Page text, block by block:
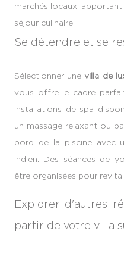
marchés locaux,
séjour culinaire.
Se détendre et se
Sélectionner unevilla de
vous offre le cadre
installations de spa
un massage relaxant ou
bord de la piscine avec
Indien. Des séances de
être organisées pour
Explorer d'autres
partir de votre villa